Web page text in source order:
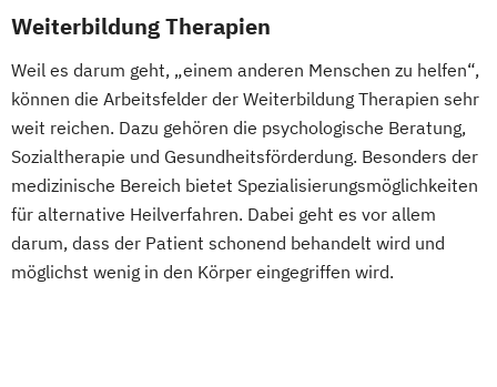
Weiterbildung Therapien
Weil es darum geht, „einem anderen Menschen zu helfen“,
können die Arbeitsfelder der Weiterbildung Therapien sehr
weit reichen. Dazu gehören die psychologische Beratung,
Sozialtherapie und Gesundheitsförderdung. Besonders der
medizinische Bereich bietet Spezialisierungsmöglichkeiten
für alternative Heilverfahren. Dabei geht es vor allem
darum, dass der Patient schonend behandelt wird und
möglichst wenig in den Körper eingegriffen wird.